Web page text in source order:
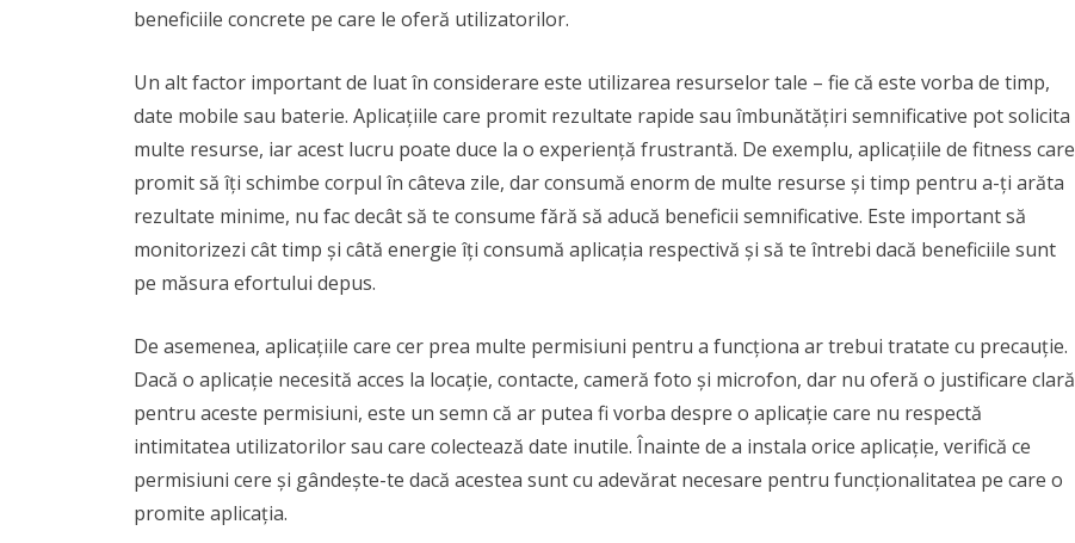
beneficiile concrete pe care le oferă utilizatorilor.
Un alt factor important de luat în considerare este utilizarea resurselor tale – fie că este vorba de timp,
date mobile sau baterie. Aplicațiile care promit rezultate rapide sau îmbunătățiri semnificative pot solicita
multe resurse, iar acest lucru poate duce la o experiență frustrantă. De exemplu, aplicațiile de fitness care
promit să îți schimbe corpul în câteva zile, dar consumă enorm de multe resurse și timp pentru a-ți arăta
rezultate minime, nu fac decât să te consume fără să aducă beneficii semnificative. Este important să
monitorizezi cât timp și câtă energie îți consumă aplicația respectivă și să te întrebi dacă beneficiile sunt
pe măsura efortului depus.
De asemenea, aplicațiile care cer prea multe permisiuni pentru a funcționa ar trebui tratate cu precauție.
Dacă o aplicație necesită acces la locație, contacte, cameră foto și microfon, dar nu oferă o justificare clară
pentru aceste permisiuni, este un semn că ar putea fi vorba despre o aplicație care nu respectă
intimitatea utilizatorilor sau care colectează date inutile. Înainte de a instala orice aplicație, verifică ce
permisiuni cere și gândește-te dacă acestea sunt cu adevărat necesare pentru funcționalitatea pe care o
promite aplicația.